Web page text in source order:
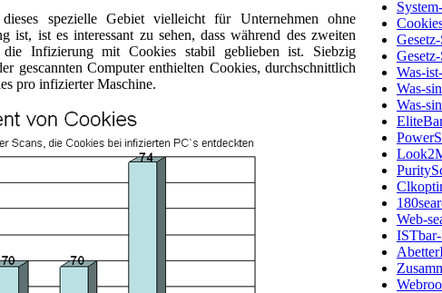
spezielle Gebiet vielleicht für Unternehmen ohne
ist, ist es interessant zu sehen, dass während des zweiten
die Infizierung mit Cookies stabil geblieben ist. Siebzig
gescannten Computer enthielten Cookies, durchschnittlich
pro infizierter Maschine.
Was-
Was-
Was-
Web-